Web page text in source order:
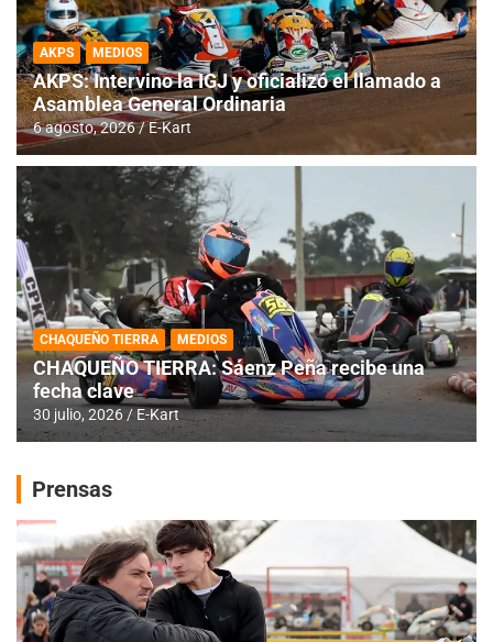
AKPS MEDIOS
AKPS: Intervino la IGJ y oficializó el llamado a
Asamblea General Ordinaria
6 agosto, 2026 E-Kart
CHAQUEÑO TIERRA MEDIOS
CHAQUEÑO TIERRA: Sáenz Peña recibe una
fecha clave
30 julio, 2026 E-Kart
Prensas